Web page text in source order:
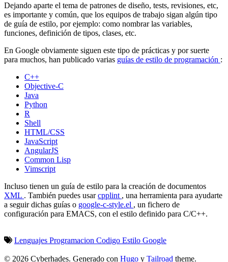
Dejando aparte el tema de patrones de diseño, tests, revisiones, etc,
es importante y común, que los equipos de trabajo sigan algún tipo
de guía de estilo, por ejemplo: como nombrar las variables,
funciones, definición de tipos, clases, etc.
En Google obviamente siguen este tipo de prácticas y por suerte
para muchos, han publicado varias guías de estilo de programación :
C++
Objective-C
Java
Python
R
Shell
HTML/CSS
JavaScript
AngularJS
Common Lisp
Vimscript
Incluso tienen un guía de estilo para la creación de documentos
XML . También puedes usarcpplint , una herramienta para ayudarte
a seguir dichas guías o google-c-style.el , un fichero de
configuración para EMACS, con el estilo definido para C/C++.
Lenguajes Programacion Codigo Estilo Google
© 2026 Cyberhades. Generado con Hugo y Tailroad theme.